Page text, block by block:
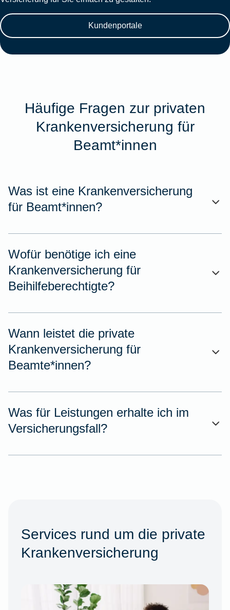
Kundenportale
Häufige Fragen zur privaten
Krankenversicherung für
Beamt*innen
Was ist eine Krankenversicherung
für Beamt*innen?
Wofür benötige ich eine
Krankenversicherung für
Beihilfeberechtigte?
Wann leistet die private
Krankenversicherung für
Beamte*innen?
Was für Leistungen erhalte ich im
Versicherungsfall?
Services rund um die private
Krankenversicherung